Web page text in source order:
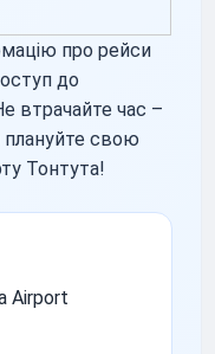
про рейси
до
втрачайте час –
плануйте свою
Тонтута!
Airport